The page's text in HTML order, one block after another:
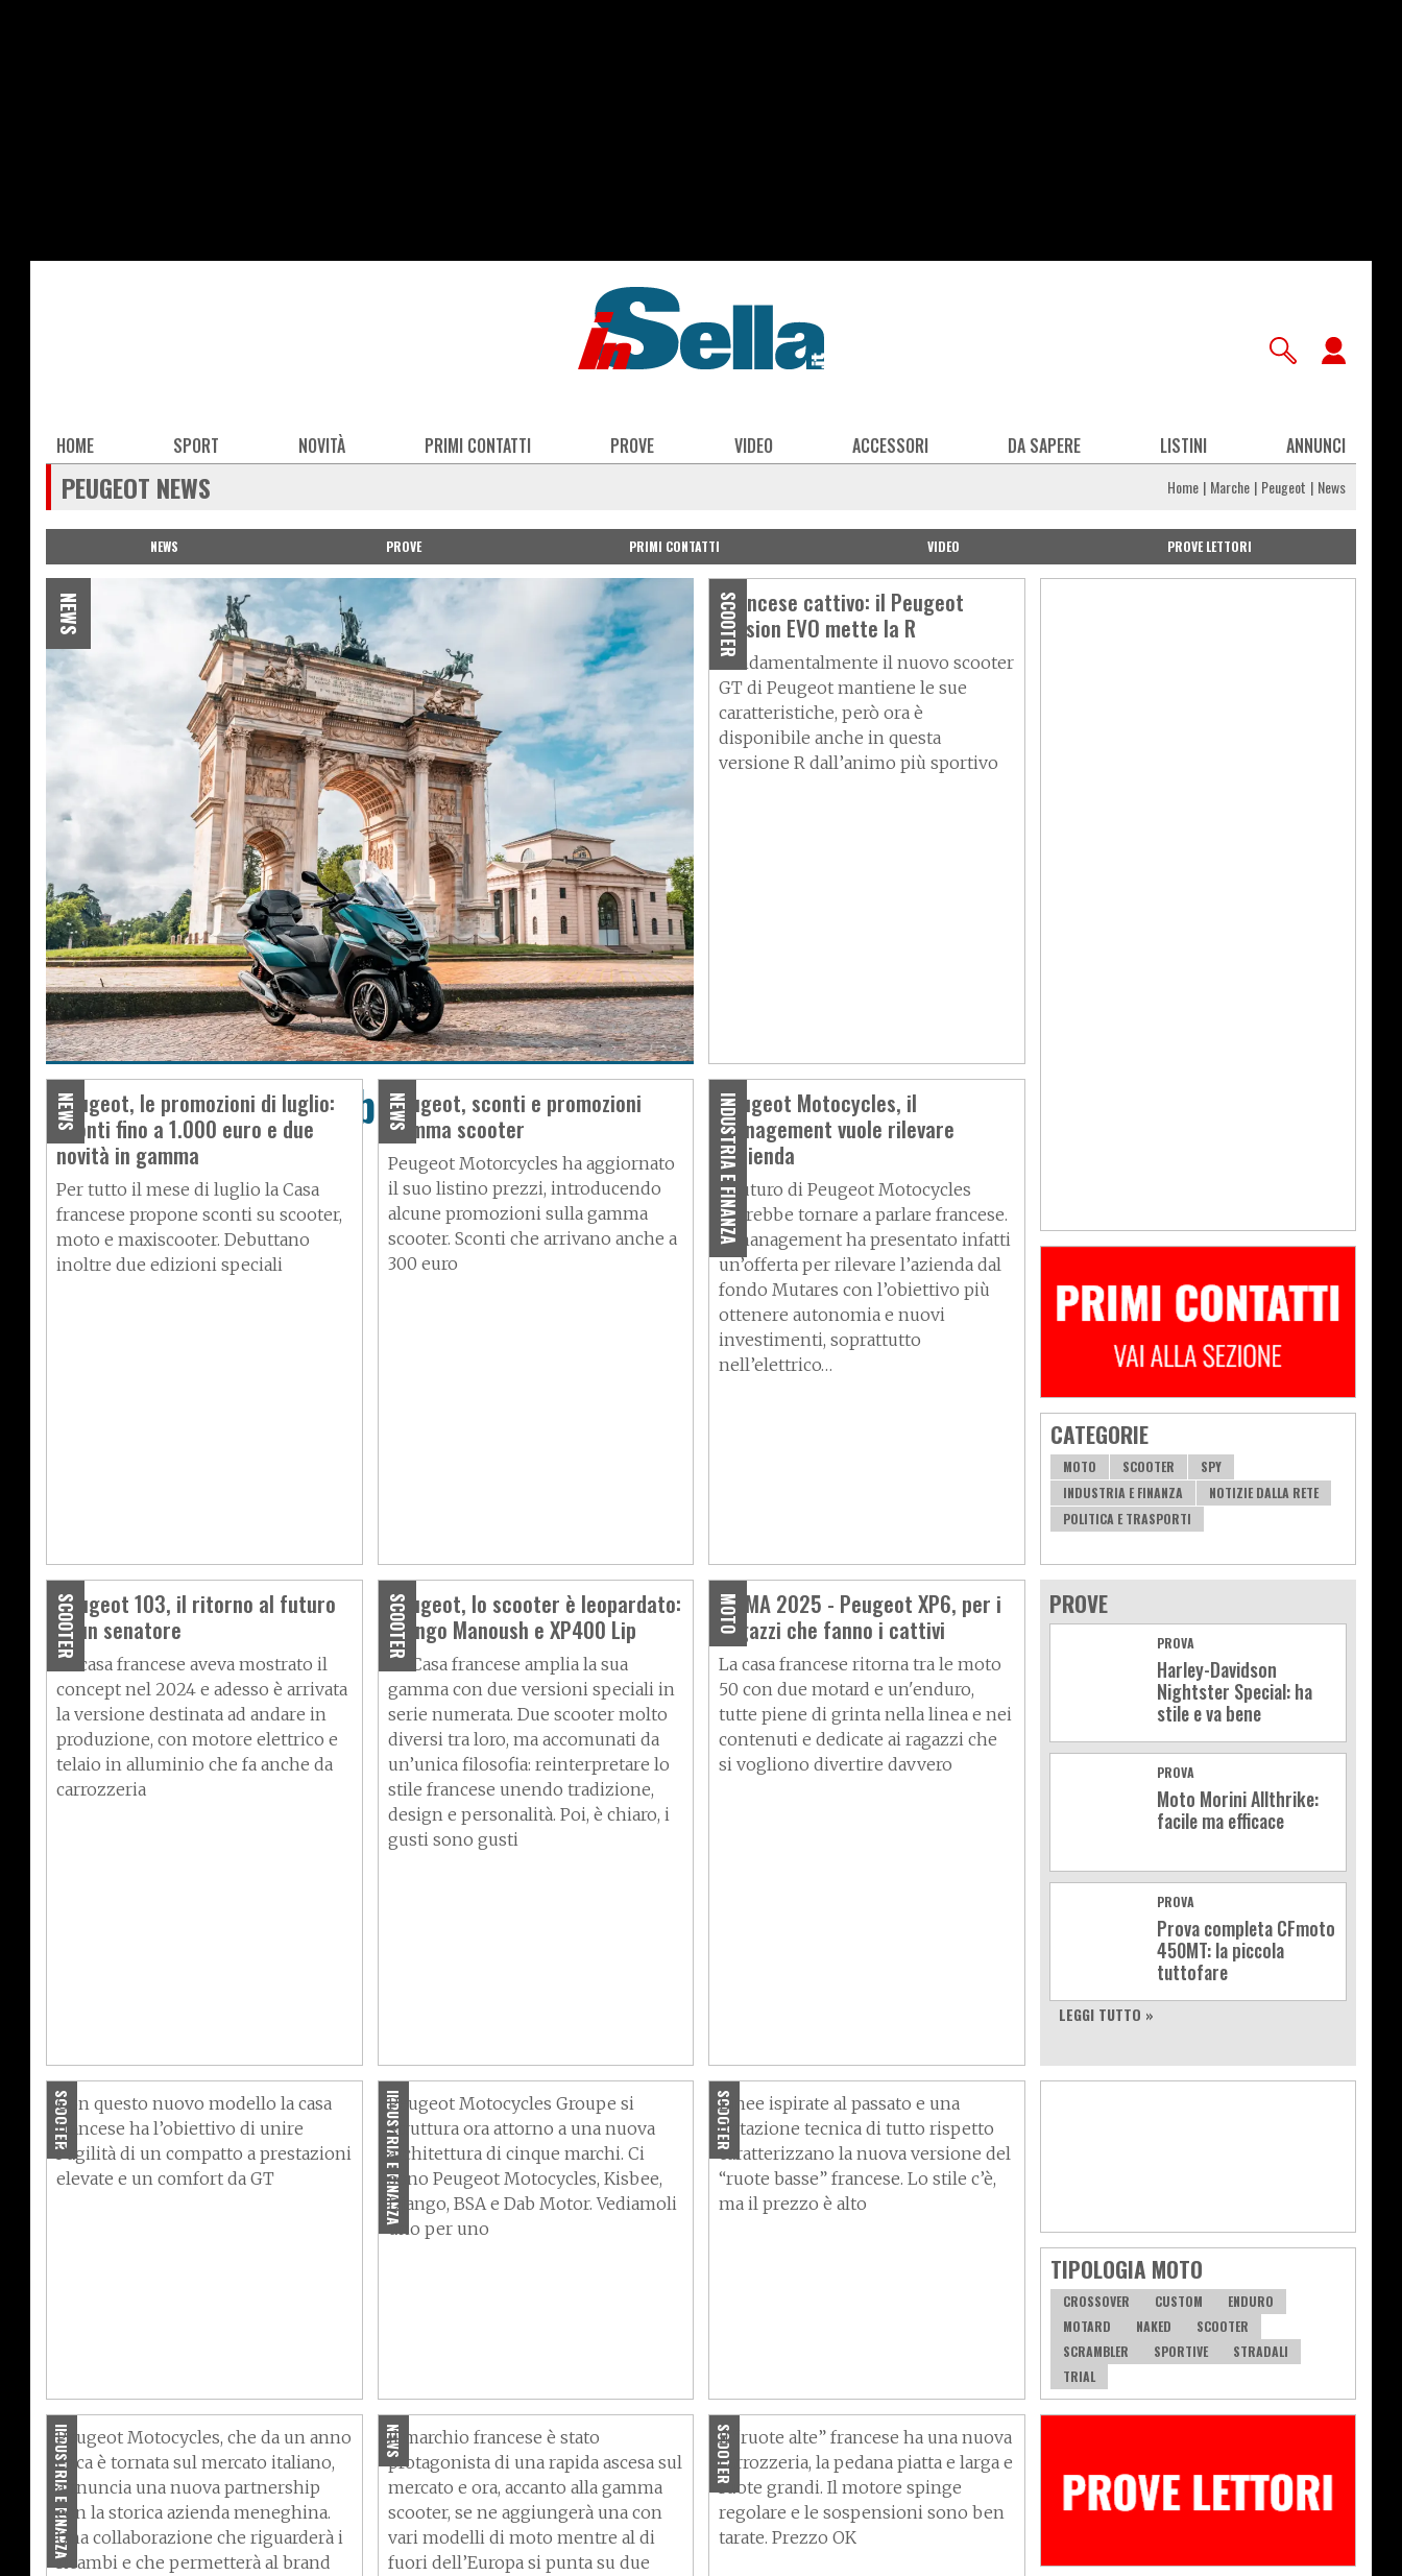
Main
navigation
HOME SPORT NOVITÀ PRIMI CONTATTI PROVE VIDEO ACCESSORI DA SAPERE LISTINI ANNUNCI
PEUGEOT NEWS Home Marche Peugeot News
NEWS PROVE PRIMI CONTATTI VIDEO PROVE LETTORI
NEWS
Peugeot: sconti bollenti fino a
1.000 euro
SCOOTER
Francese cattivo: il Peugeot
Pulsion EVO mette la R
Fondamentalmente il nuovo scooter
GT di Peugeot mantiene le sue
caratteristiche, però ora è
disponibile anche in questa
versione R dall’animo più sportivo
NEWS
Peugeot, le promozioni di luglio:
sconti fino a 1.000 euro e due
novità in gamma
Per tutto il mese di luglio la Casa
francese propone sconti su scooter,
moto e maxiscooter. Debuttano
inoltre due edizioni speciali
NEWS
Peugeot, sconti e promozioni
gamma scooter
Peugeot Motorcycles ha aggiornato
il suo listino prezzi, introducendo
alcune promozioni sulla gamma
scooter. Sconti che arrivano anche a
300 euro
INDUSTRIA E FINANZA
Peugeot Motocycles, il
management vuole rilevare
l’azienda
Il futuro di Peugeot Motocycles
potrebbe tornare a parlare francese.
Il management ha presentato infatti
un’offerta per rilevare l’azienda dal
fondo Mutares con l’obiettivo più
ottenere autonomia e nuovi
investimenti, soprattutto
nell’elettrico…
CATEGORIE
MOTO SCOOTER
SPY
INDUSTRIA E FINANZA
NOTIZIE DALLA RETE
POLITICA E TRASPORTI
SCOOTER
Peugeot 103, il ritorno al futuro
di un senatore
La casa francese aveva mostrato il
concept nel 2024 e adesso è arrivata
la versione destinata ad andare in
produzione, con motore elettrico e
telaio in alluminio che fa anche da
carrozzeria
SCOOTER
Peugeot, lo scooter è leopardato:
Django Manoush e XP400 Lip
La Casa francese amplia la sua
gamma con due versioni speciali in
serie numerata. Due scooter molto
diversi tra loro, ma accomunati da
un’unica filosofia: reinterpretare lo
stile francese unendo tradizione,
design e personalità. Poi, è chiaro, i
gusti sono gusti
MOTO
EICMA 2025 - Peugeot XP6, per i
ragazzi che fanno i cattivi
La casa francese ritorna tra le moto
50 con due motard e un'enduro,
tutte piene di grinta nella linea e nei
contenuti e dedicate ai ragazzi che
si vogliono divertire davvero
PROVE
PROVA
Harley-Davidson
Nightster Special: ha
stile e va bene
PROVA
Moto Morini Allthrike:
facile ma efficace
PROVA
Prova completa CFmoto
450MT: la piccola
tuttofare
LEGGI TUTTO »
SCOOTER
metropolitana a due ruote
Con questo nuovo modello la casa
francese ha l’obiettivo di unire
l’agilità di un compatto a prestazioni
elevate e un comfort da GT
INDUSTRIA E FINANZA
Motocycles Groupe
Peugeot Motocycles Groupe si
struttura ora attorno a una nuova
architettura di cinque marchi. Ci
sono Peugeot Motocycles, Kisbee,
Django, BSA e Dab Motor. Vediamoli
uno per uno
SCOOTER
Django
Linee ispirate al passato e una
dotazione tecnica di tutto rispetto
caratterizzano la nuova versione del
“ruote basse” francese. Lo stile c’è,
ma il prezzo è alto
TIPOLOGIA MOTO
CROSSOVER CUSTOM
ENDURO
MOTARD
NAKED
SCOOTER
SCRAMBLER
SPORTIVE
STRADALI
TRIAL
INDUSTRIA E FINANZA
partnership!
Peugeot Motocycles, che da un anno
circa è tornata sul mercato italiano,
annuncia una nuova partnership
con la storica azienda meneghina.
Una collaborazione che riguarderà i
ricambi e che permetterà al brand
NEWS
moto e mercato globale
Il marchio francese è stato
protagonista di una rapida ascesa sul
mercato e ora, accanto alla gamma
scooter, se ne aggiungerà una con
vari modelli di moto mentre al di
fuori dell’Europa si punta su due
SCOOTER
novità e dati tecnici VIDEO
Il “ruote alte” francese ha una nuova
carrozzeria, la pedana piatta e larga e
ruote grandi. Il motore spinge
regolare e le sospensioni sono ben
tarate. Prezzo OK